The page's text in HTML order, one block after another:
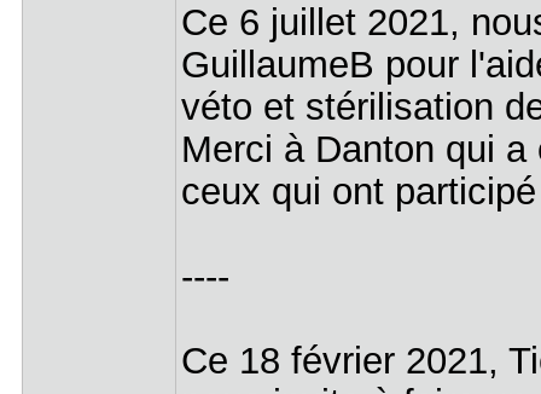
Ce 6 juillet 2021,
GuillaumeB pour
véto et stérilisation
Merci à Danton qui
ceux qui ont
----
Ce 18 février 2021,